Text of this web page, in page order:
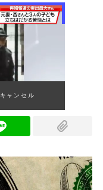
キャンセル